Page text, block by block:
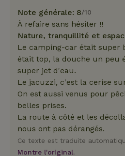
Note générale: 8/10
À refaire sans hésiter !!
Nature, tranquillité et
Le camping-car était super
était top, la douche un peu
super jet d'eau.
Le jacuzzi, c'est la cerise
On est aussi venus pour
belles prises.
La route à côté et les
nous ont pas dérangés.
Ce texte est traduite
Montre l'original.